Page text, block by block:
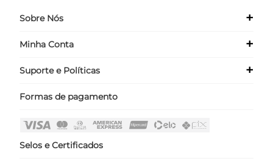
Sobre Nós +
Quem Somos
Minha Conta +
Meus Dados
Suporte e Políticas +
Políticas
Fale Conosco
Formas de pagamento
Selos e Certificados